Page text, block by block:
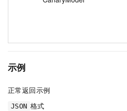
示例
正常返回示例
JSON 格式